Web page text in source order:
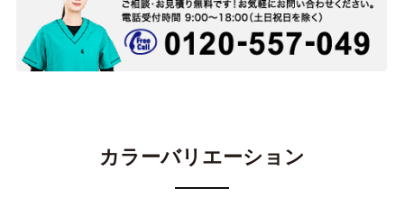
カラーバリエーション